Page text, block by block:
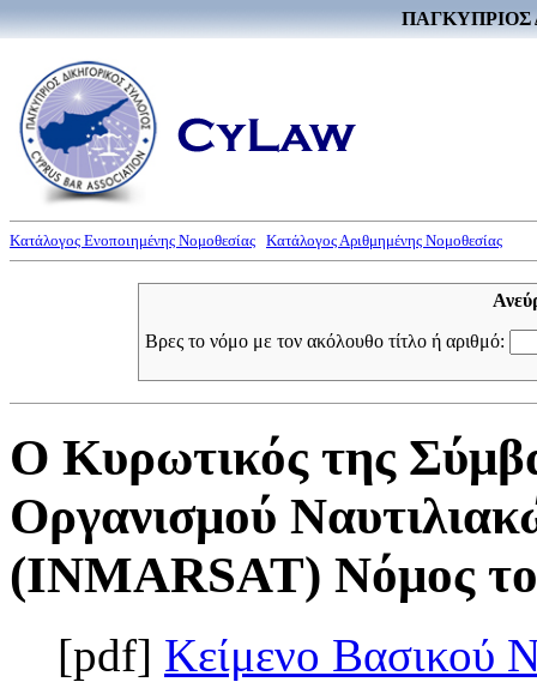
ΠΑΓΚΥΠΡΙΟΣ
Κατάλογος Ενοποιημένης Νομοθεσίας Κατάλογος Αριθμημένης Νομοθεσίας
Βρες το νόμο με τον ακόλουθο τίτλο ή αριθμό:
Ο Κυρωτικός της
Οργανισμού
(INMARSAT) Νόμος
[pdf] Κείμενο Βασικού